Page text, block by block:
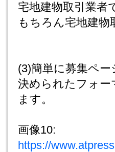
宅地建物取引業者
もちろん宅地建物
(3)簡単に募集ペ
決められたフォー
ます。
画像10:
https://